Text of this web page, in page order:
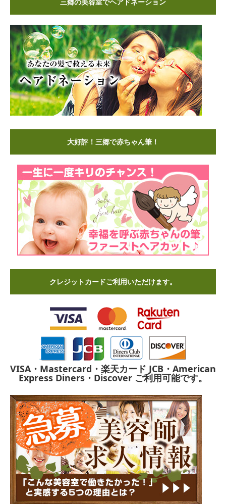
大好評！三郷で赤ちゃん筆！
クレジットカードご利用いただけます。
VISA・Mastercard・楽天カード JCB・American
Express Diners・Discover ご利用可能です。